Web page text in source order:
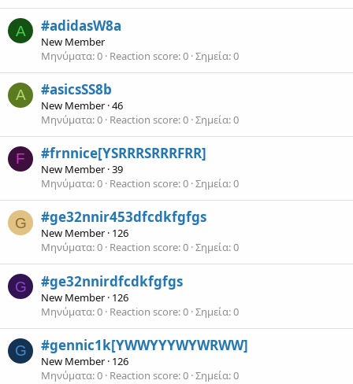
A #adidasW8a
New Member
Μηνύματα 0 Reaction score 0 Σημεία 0
A #asicsSS8b
New Member ·46
Μηνύματα 0 Reaction score 0 Σημεία 0
F #frnnice[YSRRRSRRRFRR]
New Member ·39
Μηνύματα 0 Reaction score 0 Σημεία 0
G #ge32nnir453dfcdkfgfgs
New Member · 126
Μηνύματα 0 Reaction score 0 Σημεία 0
G #ge32nnirdfcdkfgfgs
New Member · 126
Μηνύματα 0 Reaction score 0 Σημεία 0
G #gennic1k[YWWYYYWYWRWW]
New Member · 126
Μηνύματα 0 Reaction score 0 Σημεία 0